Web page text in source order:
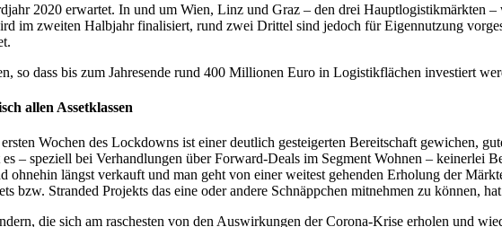
2020 erwartet. In und um Wien, Linz und Graz – den drei Hauptlogistikmärkten –
im zweiten Halbjahr finalisiert, rund zwei Drittel sind jedoch für Eigennutzung
so dass bis zum Jahresende rund 400 Millionen Euro in Logistikflächen investiert
allen Assetklassen
Wochen des Lockdowns ist einer deutlich gesteigerten Bereitschaft gewichen,
– speziell bei Verhandlungen über Forward-Deals im Segment Wohnen – keinerlei
ohnehin längst verkauft und man geht von einer weitest gehenden Erholung der
bzw. Stranded Projekts das eine oder andere Schnäppchen mitnehmen zu können,
die sich am raschesten von den Auswirkungen der Corona-Krise erholen und